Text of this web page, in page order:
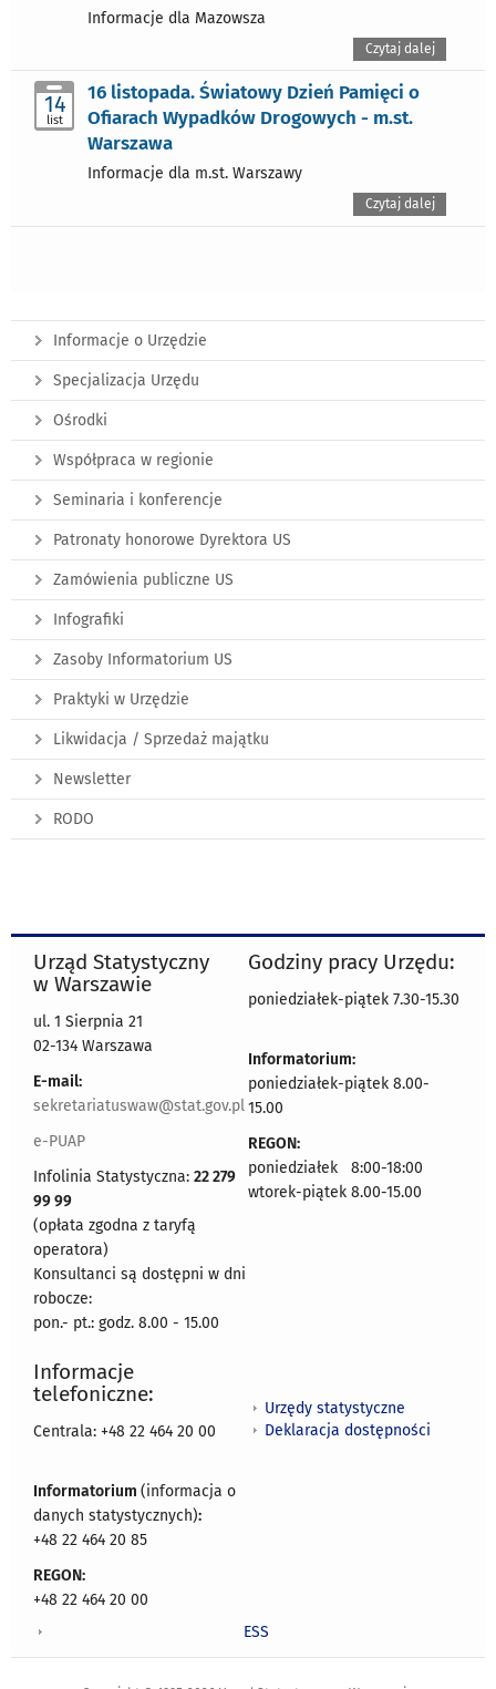
Informacje dla Mazowsza
Czytaj dalej
14
list
16 listopada. Światowy Dzień Pamięci o
Ofiarach Wypadków Drogowych - m.st.
Warszawa
Informacje dla m.st. Warszawy
Czytaj dalej
Informacje o Urzędzie
Specjalizacja Urzędu
Ośrodki
Współpraca w regionie
Seminaria i konferencje
Patronaty honorowe Dyrektora US
Zamówienia publiczne US
Infografiki
Zasoby Informatorium US
Praktyki w Urzędzie
Likwidacja / Sprzedaż majątku
Newsletter
RODO
Urząd Statystyczny
w Warszawie
ul. 1 Sierpnia 21
02-134 Warszawa
E-mail:
sekretariatuswaw@stat.gov.pl
e-PUAP
Infolinia Statystyczna: 22 279
99 99
(opłata zgodna z taryfą
operatora)
Konsultanci są dostępni w dni
robocze:
pon.- pt.: godz. 8.00 - 15.00
Godziny pracy Urzędu:
poniedziałek-piątek 7.30-15.30
Informatorium:
poniedziałek-piątek 8.00-
15.00
REGON:
poniedziałek 8:00-18:00
wtorek-piątek 8.00-15.00
Informacje
telefoniczne:
Centrala: +48 22 464 20 00
Informatorium (informacja o
danych statystycznych):
+48 22 464 20 85
REGON:
+48 22 464 20 00
Urzędy statystyczne
Deklaracja dostępności
ESS